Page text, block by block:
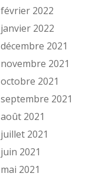
février 2022
janvier 2022
décembre 2021
novembre 2021
octobre 2021
septembre 2021
août 2021
juillet 2021
juin 2021
mai 2021